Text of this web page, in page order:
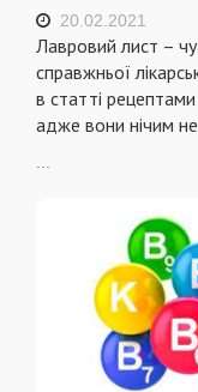
20.02.2021
Лавровий лист –
справжньої
в статті
адже вони нічим
...